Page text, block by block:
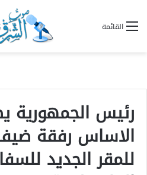
القائمة
رئيس الجمهورية
الاساس رفقة
للمقر الجديد